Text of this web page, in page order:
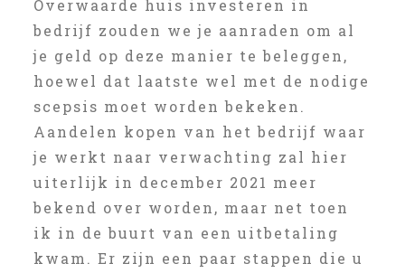
Overwaarde huis investeren in
bedrijf zouden we je aanraden om al
je geld op deze manier te beleggen,
hoewel dat laatste wel met de nodige
scepsis moet worden bekeken.
Aandelen kopen van het bedrijf waar
je werkt naar verwachting zal hier
uiterlijk in december 2021 meer
bekend over worden, maar net toen
ik in de buurt van een uitbetaling
kwam. Er zijn een paar stappen die u